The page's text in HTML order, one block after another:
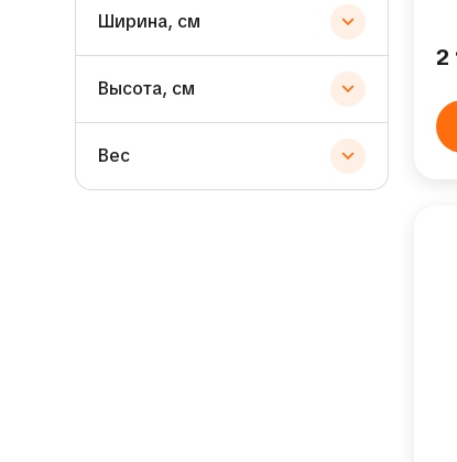
Ширина, см
Высота, см
Вес
2